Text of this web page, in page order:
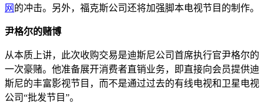
网 的冲击。另外，福克斯公司还将加强脚本电视节目的制作。
尹格尔的赌博
从本质上讲，此次收购交易是迪斯尼公司首席执行官尹格尔的
一次豪赌。他准备展开消费者直销业务，即直接向会员提供迪
斯尼的丰富影视节目，而不是通过过去的有线电视和卫星电视
公司“批发节目”。